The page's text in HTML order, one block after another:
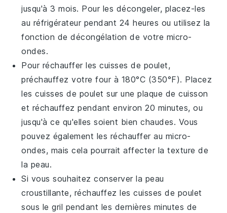
jusqu'à 3 mois. Pour les décongeler, placez-les
au réfrigérateur pendant 24 heures ou utilisez la
fonction de décongélation de votre micro-
ondes.
Pour réchauffer lescuisses de poulet,
préchauffez votre four à 180°C (350°F). Placez
lescuisses de poulet sur une plaque de cuisson
et réchauffez pendant environ 20 minutes, ou
jusqu'à ce qu'elles soient bien chaudes. Vous
pouvez également les réchauffer au micro-
ondes, mais cela pourrait affecter la texture de
la peau.
Si vous souhaitez conserver la peau
croustillante, réchauffez lescuisses de poulet
sous le gril pendant les dernières minutes de